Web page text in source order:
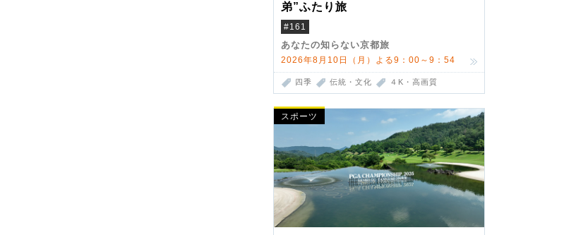
弟”ふたり旅
#161
あなたの知らない京都旅
2026年8月10日（月）よる9：00～9：54
四季 伝統・文化 ４K・高画質
スポーツ